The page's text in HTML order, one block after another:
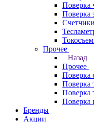
Поверка
Поверка
Прочее
Назад
Прочее
Поверка
Поверка
Поверка
Поверка
Бренды
Акции